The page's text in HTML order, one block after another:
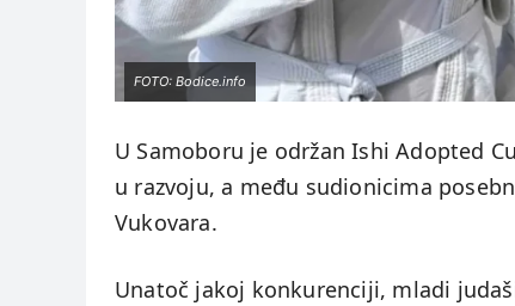
FOTO: Bodice.info
U Samoboru je održan Ishi Adopted
u razvoju, a među sudionicima
Vukovara.
Unatoč jakoj konkurenciji, mladi